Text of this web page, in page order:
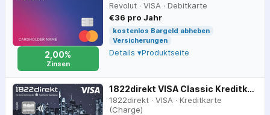
2,00%
Zinsen
Revolut · VISA · Debitkarte
€36 pro Jahr
kostenlos Bargeld abheben
Versicherungen
Details ▾Produktseite
1822direkt VISA Classic Kreditkarte
1822direkt · VISA · Kreditkarte
(Charge)